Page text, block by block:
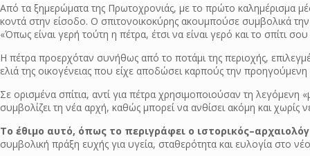
Από τα ξημερώματα της Πρωτοχρονιάς, με το πρώτο καλημέρισμα
κοντά στην είσοδο. Ο σπιτονοικοκύρης ακουμπούσε συμβολικά
«Όπως είναι γερή τούτη η πέτρα, έτσι να είναι γερό και το σπίτι
Η πέτρα προερχόταν συνήθως από το ποτάμι της περιοχής,
ελιά της οικογένειας που είχε αποδώσει καρπούς την
Σε ορισμένα σπίτια, αντί για πέτρα χρησιμοποιούσαν τη
συμβολίζει τη νέα αρχή, καθώς μπορεί να ανθίσει ακόμη και χωρίς
Το έθιμο αυτό, όπως το περιγράφει ο
συμβολική πράξη ευχής για υγεία, σταθερότητα και ευλογία στο